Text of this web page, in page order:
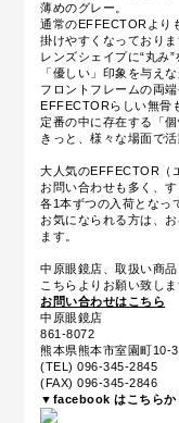
薄めのグレー。
通常のEFFECTORより
掛けやすくなっておりま
レンズシェイプに“丸み”
「優しい」印象を与え
フロントフレームの両
EFFECTORらしい無骨
定番の中に存在する「
きっと、様々な場面で
大人気のEFFECTOR（
お問い合わせも多く、
各1本ずつの入荷となっ
お気になられる方は、
ます。
中原眼鏡店、取扱い商
こちらよりお願い致しま
お問い合わせはこちら
中原眼鏡店
861-8072
熊本県熊本市室園町10-
(TEL) 096-345-2845
(FAX) 096-345-2846
▼facebook はこちらか